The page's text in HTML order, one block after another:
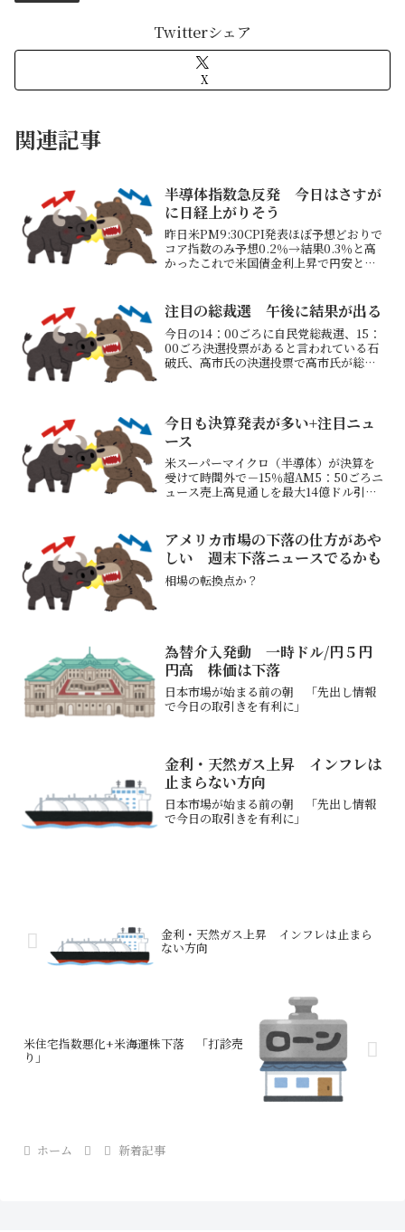
Twitterシェア
X
関連記事
半導体指数急反発 今日はさすが
に日経上がりそう
昨日米PM9:30CPI発表ほぼ予想どおりで
コア指数のみ予想0.2％→結果0.3％と高
かったこれで米国債金利上昇で円安とな
の下落幅がゆるやかで0.25％利下げ濃厚
と...
注目の総裁選 午後に結果が出る
今日の14：00ごろに自民党総裁選、15：
00ごろ決選投票があると言われている石
破氏、高市氏の決選投票で高市氏が総理
ったもよう 勝負...
今日も決算発表が多い+注目ニュ
ース
米スーパーマイクロ（半導体）が決算を
受けて時間外で－15％超AM5：50ごろニ
ュース売上高見通しを最大14億ドル引き
関税の衝撃減らす…関税重複なくして部
品関税緩和4/2...
アメリカ市場の下落の仕方があや
しい 週末下落ニュースでるかも
相場の転換点か？
為替介入発動 一時ドル/円５円
円高 株価は下落
日本市場が始まる前の朝 「先出し情報
で今日の取引きを有利に」
金利・天然ガス上昇 インフレは
止まらない方向
日本市場が始まる前の朝 「先出し情報
で今日の取引きを有利に」
金利・天然ガス上昇 インフレは止まら
ない方向
米住宅指数悪化+米海運株下落 「打診売
り」
ホーム 新着記事